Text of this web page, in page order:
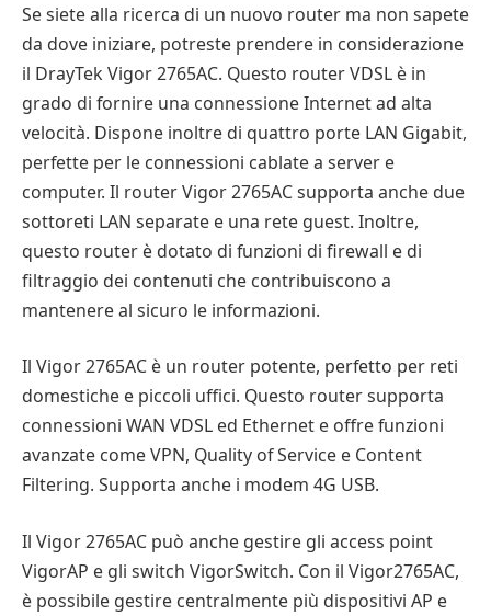
Se siete alla ricerca di un nuovo router ma non sapete
da dove iniziare, potreste prendere in considerazione
il DrayTek Vigor 2765AC. Questo router VDSL è in
grado di fornire una connessione Internet ad alta
velocità. Dispone inoltre di quattro porte LAN Gigabit,
perfette per le connessioni cablate a server e
computer. Il router Vigor 2765AC supporta anche due
sottoreti LAN separate e una rete guest. Inoltre,
questo router è dotato di funzioni di firewall e di
filtraggio dei contenuti che contribuiscono a
mantenere al sicuro le informazioni.
Il Vigor 2765AC è un router potente, perfetto per reti
domestiche e piccoli uffici. Questo router supporta
connessioni WAN VDSL ed Ethernet e offre funzioni
avanzate come VPN, Quality of Service e Content
Filtering. Supporta anche i modem 4G USB.
Il Vigor 2765AC può anche gestire gli access point
VigorAP e gli switch VigorSwitch. Con il Vigor2765AC,
è possibile gestire centralmente più dispositivi AP e